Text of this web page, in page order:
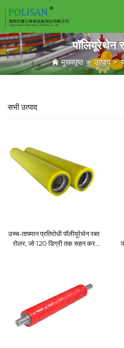
पॉलियूरेथेन
मुख्यपृष्ठ>उत्पाद>
सभी उत्पाद
उच्च-तापमान प्रतिरोधी पॉलीयूरेथेन रबर
रोलर, जो 120 डिग्री तक सहन कर